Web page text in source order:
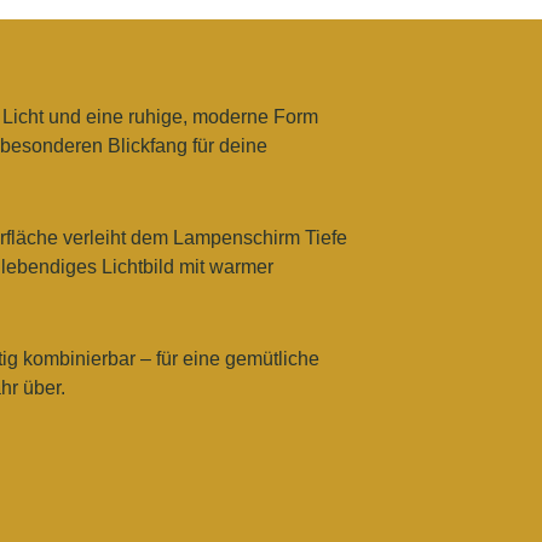
IN
ÜBER
und eine ruhige, moderne Form
Blickfang für deine
verleiht dem Lampenschirm Tiefe
Lichtbild mit warmer
kombinierbar – für eine gemütliche
über.